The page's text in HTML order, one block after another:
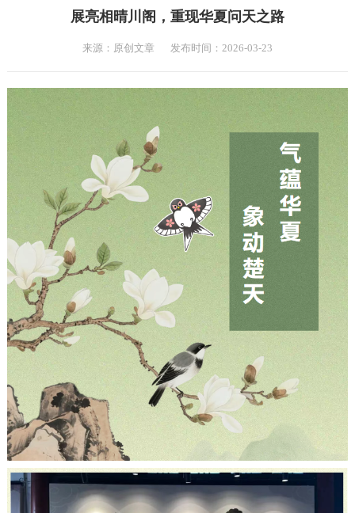
展亮相晴川阁，重现华夏问天之路
来源：原创文章 发布时间：2026-03-23